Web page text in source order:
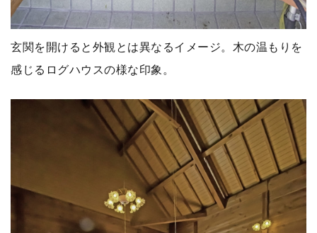
玄関を開けると外観とは異なるイメージ。木の温もりを
感じるログハウスの様な印象。